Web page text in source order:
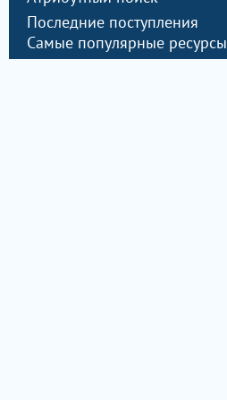
Последние поступления
Самые популярные ресурсы